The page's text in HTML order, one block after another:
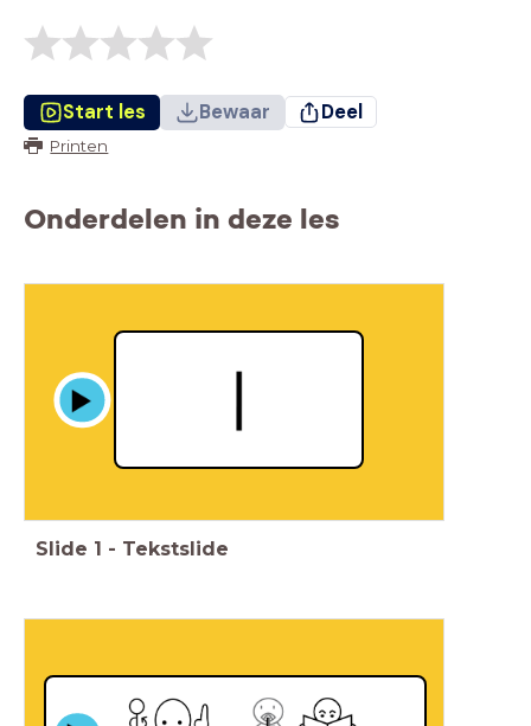
Start les Bewaar Deel
Printen
Onderdelen in deze les
Slide 1 - Tekstslide